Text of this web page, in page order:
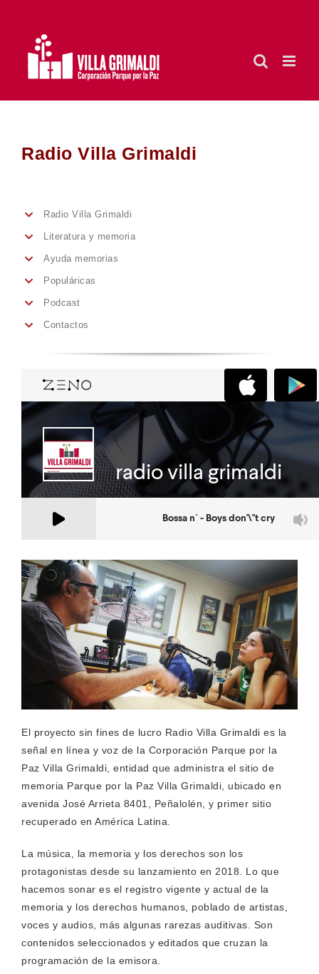
contenido
Radio Villa Grimaldi
Radio Villa Grimaldi
Literatura y memoria
Ayuda memorias
Populáricas
Podcast
Contactos
El proyecto sin fines de lucro Radio Villa Grimaldi es la
señal en línea y voz de la Corporación Parque por la
Paz Villa Grimaldi, entidad que administra el sitio de
memoria Parque por la Paz Villa Grimaldi, ubicado en
avenida José Arrieta 8401, Peñalolén, y primer sitio
recuperado en América Latina.
La música, la memoria y los derechos son los
protagonistas desde su lanzamiento en 2018. Lo que
hacemos sonar es el registro vigente y actual de la
memoria y los derechos humanos, poblado de artistas,
voces y audios, más algunas rarezas auditivas. Son
contenidos seleccionados y editados que cruzan la
programación de la emisora.